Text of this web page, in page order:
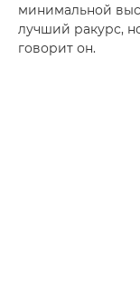
минимальной
лучший ракурс,
говорит он.